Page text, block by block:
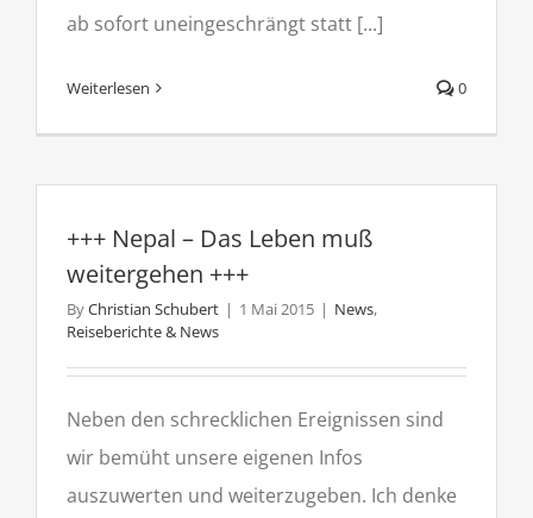
ab sofort uneingeschrängt statt [...]
Weiterlesen 0
+++ Nepal – Das Leben muß
weitergehen +++
ByChristian Schubert | 1 Mai 2015 | News,
Reiseberichte & News
Neben den schrecklichen Ereignissen sind
wir bemüht unsere eigenen Infos
auszuwerten und weiterzugeben. Ich denke